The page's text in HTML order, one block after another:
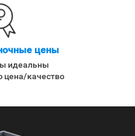
цены
идеальны
цена/качество